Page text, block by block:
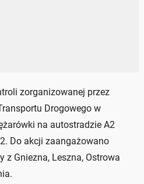
zorganizowanej przez
Drogowego w
na autostradzie A2
Do akcji zaangażowano
z Gniezna, Leszna, Ostrowa